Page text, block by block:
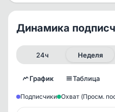
Динамика
24ч Неделя
График Таблица
Подписчики Охват (Просм.